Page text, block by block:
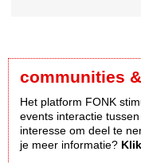
communities
Het platform FONK
events interactie
interesse om deel te
je meer informatie?